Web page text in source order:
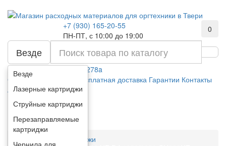
+7 (930) 165-20-55
ПН-ПТ, с 10:00 до 19:00
0
Везде
Везде
Лазерные картриджи
Струйные картриджи
Перезаправляемые
картриджи
Чернила для
Например:
картридж ce278a
О компании
Бесплатная доставка Гарантии Контакты
Акции
Каталог
Струйные картриджи